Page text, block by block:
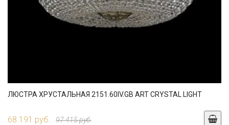
ЛЮСТРА ХРУСТАЛЬНАЯ 2151.60IV.GB ART CRYSTAL LIGHT
68 191 руб. 97 415 руб.